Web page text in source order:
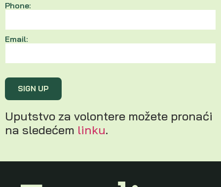
Phone:
Email:
Uputstvo za volontere možete pronaći
na sledećem linku.